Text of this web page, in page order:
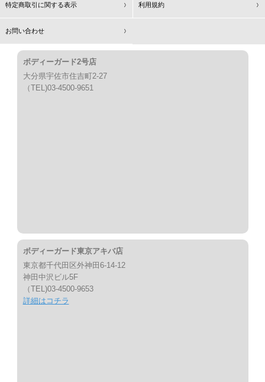
特定商取引に関する表示 利用規約
お問い合わせ
ボディーガード2号店
大分県宇佐市住吉町2-27
（TEL)03-4500-9651
ボディーガード東京アキバ店
東京都千代田区外神田6-14-12
神田中沢ビル5F
（TEL)03-4500-9653
詳細はコチラ